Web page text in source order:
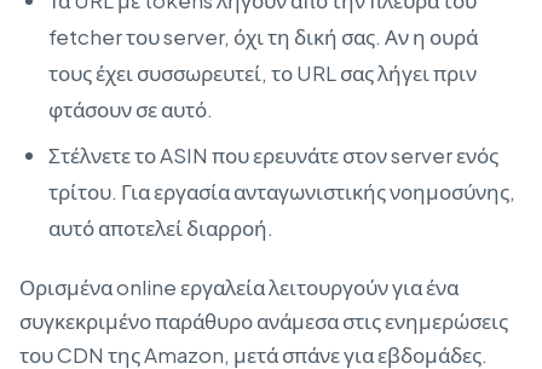
fetcher του server, όχι τη δική σας. Αν η ουρά
τους έχει συσσωρευτεί, το URL σας λήγει πριν
φτάσουν σε αυτό.
Στέλνετε το ASIN που ερευνάτε στον server ενός
τρίτου. Για εργασία ανταγωνιστικής νοημοσύνης,
αυτό αποτελεί διαρροή.
Ορισμένα online εργαλεία λειτουργούν για ένα
συγκεκριμένο παράθυρο ανάμεσα στις ενημερώσεις
του CDN της Amazon, μετά σπάνε για εβδομάδες.